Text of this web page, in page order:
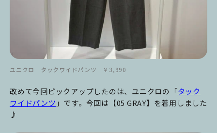
ユニクロ タックワイドパンツ ￥3,990
改めて今回ピックアップしたのは、ユニクロの「タック
ワイドパンツ 」です。今回は【05 GRAY】を着用しました
♪